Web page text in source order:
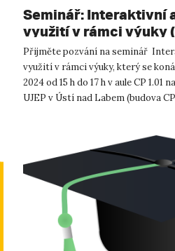
Seminář: Interaktivní
využití v rámci výuky
Přijměte pozvání na seminář
využití v rámci výuky, který se
2024 od 15 h do 17 h v aule CP
UJEP v Ústí nad Labem (budova